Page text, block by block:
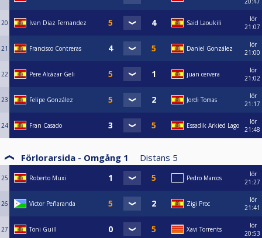
20 Ivan Diaz Fernandez Said Laoukili
lör
21:07
21 Francisco Contreras Daniel González
lör
21:00
22 Pere Alcázar Geli juan cervera
lör
21:02
23 Felipe González Jordi Tomas
lör
21:17
24 Fran Casado Essadik Arkied Lago
lör
21:48
Förlorarsida - Omgång 1 Distans 5
25 Roberto Muxi Pedro Marcos
lör
21:27
26 Victor Peñaranda Zigi Proc
lör
21:41
27 Toni Guill Xavi Torrents
lör
20:53